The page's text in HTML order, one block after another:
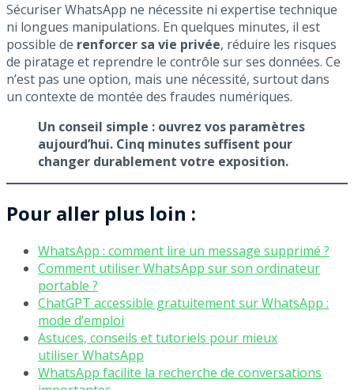
Sécuriser WhatsApp ne nécessite ni expertise technique
ni longues manipulations. En quelques minutes, il est
possible de renforcer sa vie privée, réduire les risques
de piratage et reprendre le contrôle sur ses données. Ce
n’est pas une option, mais une nécessité, surtout dans
un contexte de montée des fraudes numériques.
Un conseil simple : ouvrez vos paramètres
aujourd’hui. Cinq minutes suffisent pour
changer durablement votre exposition.
Pour aller plus loin :
WhatsApp : comment lire un message supprimé ?
Comment utiliser WhatsApp sur son ordinateur
portable ?
ChatGPT accessible gratuitement sur WhatsApp :
mode d’emploi
Astuces, conseils et tutoriels pour mieux
utiliser WhatsApp
WhatsApp facilite la recherche de conversations